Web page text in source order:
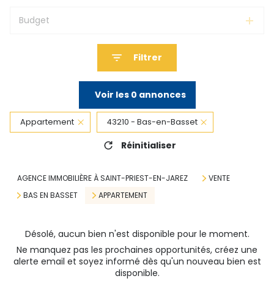
Budget
Filtrer
Voir les 0 annonces
Appartement 43210 - Bas-en-Basset
Réinitialiser
AGENCE IMMOBILIÈRE À SAINT-PRIEST-EN-JAREZ
VENTE
BAS EN BASSET
APPARTEMENT
Désolé, aucun bien n'est disponible pour le moment.
Ne manquez pas les prochaines opportunités, créez une
alerte email et soyez informé dès qu'un nouveau bien est
disponible.